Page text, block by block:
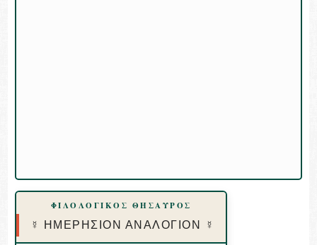
ΦΙΛΟΛΟΓΙΚΟΣ ΘΗΣΑΥΡΟΣ
☿ ΗΜΕΡΗΣΙΟΝ ΑΝΑΛΟΓΙΟΝ ☿